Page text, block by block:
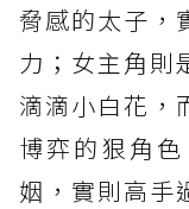
脅感的太子，
力；女主角則
滴滴小白花，
博弈的狠角
姻，實則高手